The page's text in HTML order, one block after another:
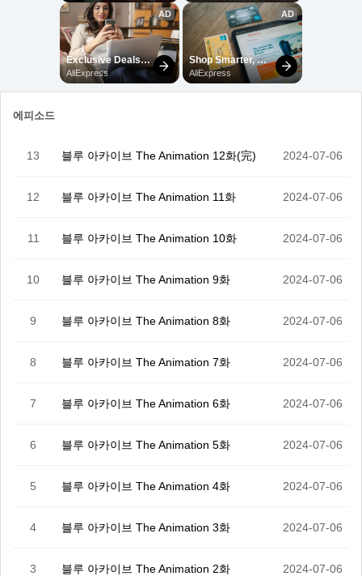
에피소드
13 블루 아카이브 The Animation 12화(完) 2024-07-06
12 블루 아카이브 The Animation 11화 2024-07-06
11 블루 아카이브 The Animation 10화 2024-07-06
10 블루 아카이브 The Animation 9화 2024-07-06
9 블루 아카이브 The Animation 8화 2024-07-06
8 블루 아카이브 The Animation 7화 2024-07-06
7 블루 아카이브 The Animation 6화 2024-07-06
6 블루 아카이브 The Animation 5화 2024-07-06
5 블루 아카이브 The Animation 4화 2024-07-06
4 블루 아카이브 The Animation 3화 2024-07-06
3 블루 아카이브 The Animation 2화 2024-07-06